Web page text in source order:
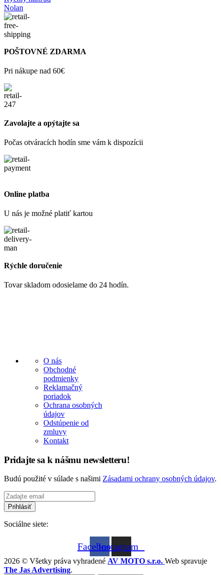
Nolan
POŠTOVNÉ ZDARMA
Pri nákupe nad 60€
Zavolajte a opýtajte sa
Počas otváracích hodín sme vám k dispozícii
Online platba
U nás je možné platiť kartou
Rýchle doručenie
Tovar skladom odosielame do 24 hodín.
O nás
Obchodné
podmienky
Reklamačný
poriadok
Ochrana osobných
údajov
Odstúpenie od
zmluvy
Kontakt
Pridajte sa k nášmu newsletteru!
Budú použité v súlade s našimi Zásadami ochrany osobných údajov.
Sociálne siete:
FacebookInstagram
2026 © Všetky práva vyhradené AV MOTO s.r.o. Web spravuje
The Jas Advertising.